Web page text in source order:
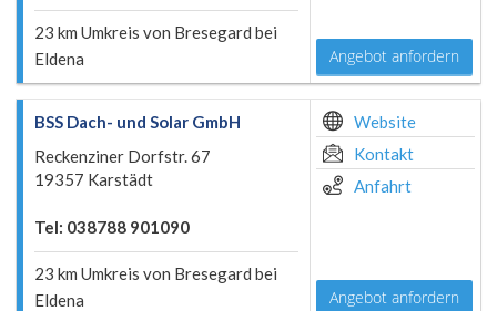
23 km Umkreis von Bresegard bei
Eldena
Angebot anfordern
BSS Dach- und Solar GmbH
Reckenziner Dorfstr. 67
19357 Karstädt
Tel: 038788 901090
23 km Umkreis von Bresegard bei
Eldena
Website
Kontakt
Anfahrt
Angebot anfordern